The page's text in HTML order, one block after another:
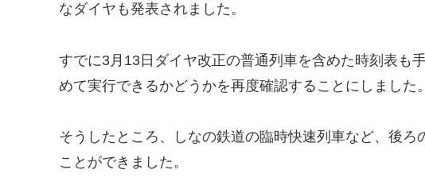
なダイヤも発表されました。
すでに3月13日ダイヤ改正の普通列車を含めた時刻表も
めて実行できるかどうかを再度確認することにしました。
そうしたところ、しなの鉄道の臨時快速列車など、後
ことができました。